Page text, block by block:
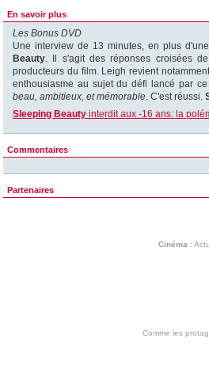
En savoir plus
Les Bonus DVD
Une interview de 13 minutes, en plus
Beauty. Il s'agit des réponses croisées
producteurs du film. Leigh revient
enthousiasme au sujet du défi lancé par
beau, ambitieux, et mémorable. C'est réussi.
Sleeping Beauty interdit aux -16 ans: la
Commentaires
Partenaires
Cinéma :
Comme les